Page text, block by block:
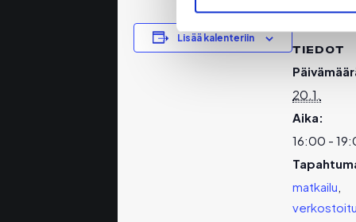
Lisää kalenteriin
TIEDOT
20.1.
Aika:
16:00 -
matkailu